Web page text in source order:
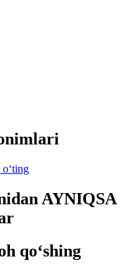
AYNIQSA
qo‘shing